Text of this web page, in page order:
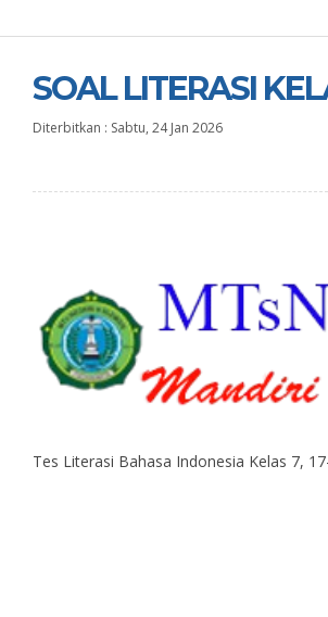
SOAL LITERASI
Diterbitkan : Sabtu, 24 Jan 2026
Tes Literasi Bahasa Indonesia Kelas 7,